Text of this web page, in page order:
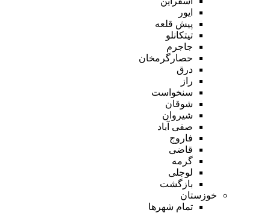
ایور
پیش قلعه
تیتکانلو
جاجرم
حصارگرمخان
درق
راز
سنخواست
شوقان
شیروان
صفی آباد
فاروج
قاضی
گرمه
لوجلی
بازگشت
خوزستان
تمام شهر‌ها